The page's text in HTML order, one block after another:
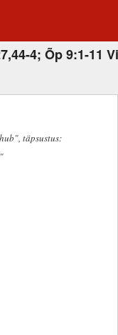
4; Õp 9:1-11
, täpsustus: